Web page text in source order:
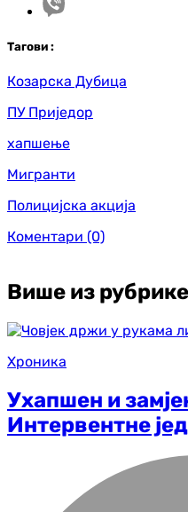
Тагови :
Козарска Дубица
ПУ Приједор
хапшење
Мигранти
Полицијска акција
Коментари (0)
Више из рубрике
Хроника
Ухапшен и
Интервентне